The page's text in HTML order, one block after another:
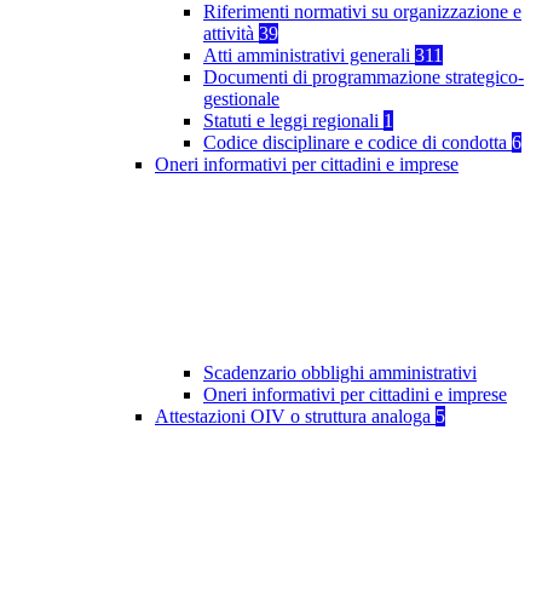
Riferimenti normativi su organizzazione e
attività 39
Atti amministrativi generali 311
Documenti di programmazione strategico-
gestionale
Statuti e leggi regionali 1
Codice disciplinare e codice di condotta 6
Oneri informativi per cittadini e imprese
Scadenzario obblighi amministrativi
Oneri informativi per cittadini e imprese
Attestazioni OIV o struttura analoga 5